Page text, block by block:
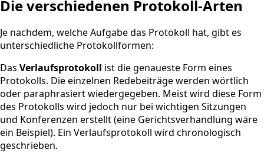
Die verschiedenen Protokoll-Arten
Je nachdem, welche Aufgabe das Protokoll hat, gibt es
unterschiedliche Protokollformen:
Das Verlaufsprotokoll ist die genaueste Form eines
Protokolls. Die einzelnen Redebeiträge werden wörtlich
oder paraphrasiert wiedergegeben. Meist wird diese Form
des Protokolls wird jedoch nur bei wichtigen Sitzungen
und Konferenzen erstellt (eine Gerichtsverhandlung wäre
ein Beispiel). Ein Verlaufsprotokoll wird chronologisch
geschrieben.